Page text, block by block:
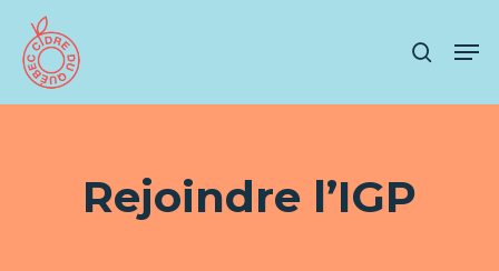
main
content
search
Rejoindre l’IGP